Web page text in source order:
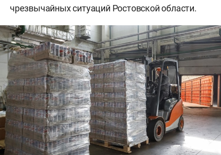
чрезвычайных ситуаций Ростовской области.